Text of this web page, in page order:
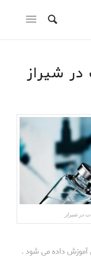
شیراز
در شیراز
آموزش داده می شود .